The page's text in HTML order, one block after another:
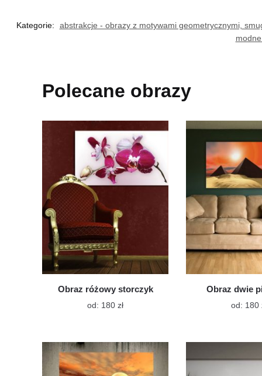
Kategorie:
abstrakcje - obrazy z motywami geometrycznymi,
Polecane obrazy
Obraz różowy storczyk
od: 180 złTen
wiele
wariantów.
Opcje
Obraz dwie
od: 180